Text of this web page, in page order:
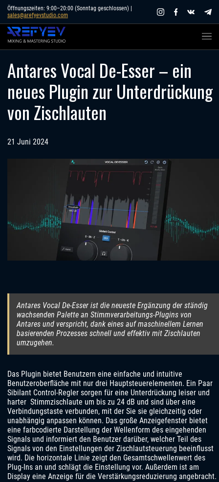
Skip
content
Öffnungszeiten: 9:00–20:00 (Sonntag geschlossen) |
sales@arefyevstudio.com
Antares Vocal De-Esser – ein
neues Plugin zur Unterdrückung
von Zischlauten
21 Juni 2024
Antares Vocal De-Esser ist die neueste Ergänzung der ständig
wachsenden Palette an Stimmverarbeitungs-Plugins von
Antares und verspricht, dank eines auf maschinellem Lernen
basierenden Prozesses schnell und effektiv mit Zischlauten
umzugehen.
Das Plugin bietet Benutzern eine einfache und intuitive
Benutzeroberfläche mit nur drei Hauptsteuerelementen. Ein Paar
Sibilant Control-Regler sorgen für eine Unterdrückung leiser und
harter Stimmzischlaute um bis zu 24 dB und sind über eine
Verbindungstaste verbunden, mit der Sie sie gleichzeitig oder
unabhängig anpassen können. Das große Anzeigefenster bietet
eine farbcodierte Darstellung der Wellenform des eingehenden
Signals und informiert den Benutzer darüber, welcher Teil des
Signals von den Einstellungen der Zischlautsteuerung beeinflusst
wird. Die horizontale Linie zeigt den Gesamtschwellenwert des
Plug-Ins an und schlägt die Einstellung vor. Außerdem ist am
Display eine Anzeige für die Verstärkungsreduzierung angebracht.